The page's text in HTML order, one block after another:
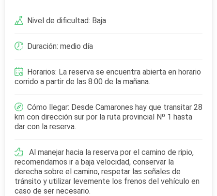
Nivel de dificultad: Baja
Duración: medio día
Horarios: La reserva se encuentra abierta en horario
corrido a partir de las 8:00 de la mañana.
Cómo llegar: Desde Camarones hay que transitar 28
km con dirección sur por la ruta provincial Nº 1 hasta
dar con la reserva.
Al manejar hacia la reserva por el camino de ripio,
recomendamos ir a baja velocidad, conservar la
derecha sobre el camino, respetar las señales de
tránsito y utilizar levemente los frenos del vehículo en
caso de ser necesario.